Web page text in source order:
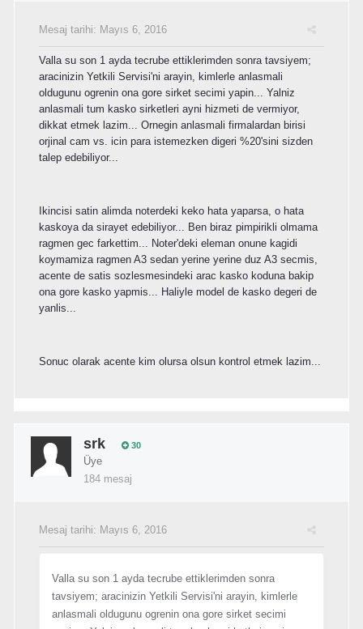
Mesaj tarihi: Mayıs 6, 2016
Valla su son 1 ayda tecrube ettiklerimden sonra tavsiyem;
aracinizin Yetkili Servisi'ni arayin, kimlerle anlasmali
oldugunu ogrenin ona gore sirket secimi yapin... Yalniz
anlasmali tum kasko sirketleri ayni hizmeti de vermiyor,
dikkat etmek lazim... Ornegin anlasmali firmalardan birisi
orjinal cam vs. icin para istemezken digeri %20'sini sizden
talep edebiliyor...
Ikincisi satin alimda noterdeki keko hata yaparsa, o hata
kaskoya da sirayet edebiliyor... Ben biraz pimpirikli olmama
ragmen gec farkettim... Noter'deki eleman onune kagidi
koymamiza ragmen A3 sedan yerine yerine duz A3 secmis,
acente de satis sozlesmesindeki arac kasko koduna bakip
ona gore kasko yapmis... Haliyle model de kasko degeri de
yanlis...
Sonuc olarak acente kim olursa olsun kontrol etmek lazim...
srk 30
Üye
184 mesaj
Mesaj tarihi: Mayıs 6, 2016
Valla su son 1 ayda tecrube ettiklerimden sonra
tavsiyem; aracinizin Yetkili Servisi'ni arayin, kimlerle
anlasmali oldugunu ogrenin ona gore sirket secimi